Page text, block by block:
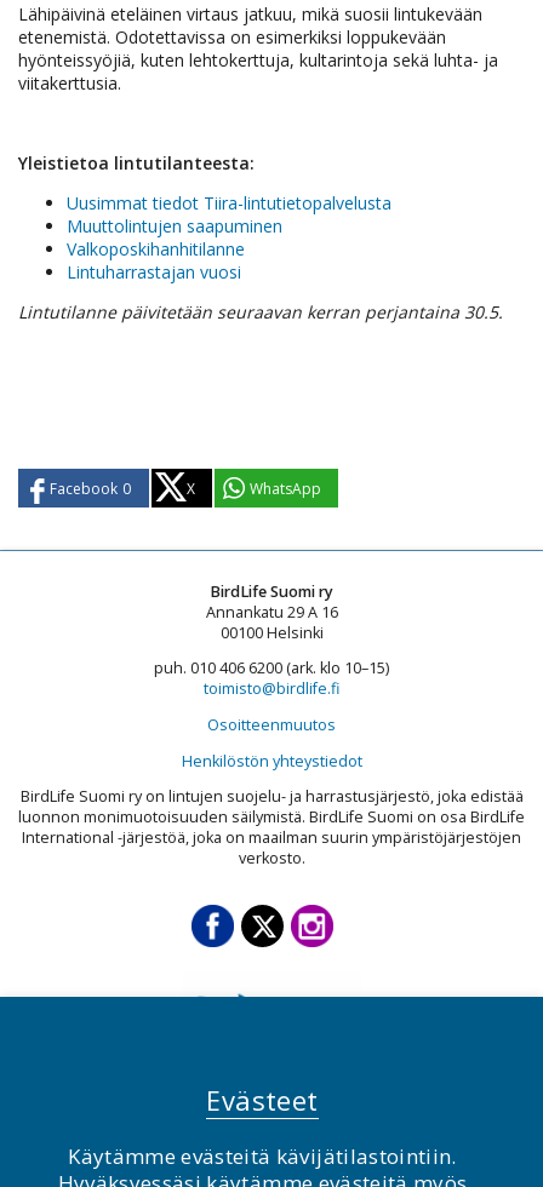
Lähipäivinä eteläinen virtaus jatkuu, mikä suosii lintukevään
etenemistä. Odotettavissa on esimerkiksi loppukevään
hyönteissyöjiä, kuten lehtokerttuja, kultarintoja sekä luhta- ja
viitakerttusia.
Yleistietoa lintutilanteesta:
Uusimmat tiedot Tiira-lintutietopalvelusta
Muuttolintujen saapuminen
Valkoposkihanhitilanne
Lintuharrastajan vuosi
Lintutilanne päivitetään seuraavan kerran perjantaina 30.5.
Facebook 0 X WhatsApp
BirdLife Suomi ry
Annankatu 29 A 16
00100 Helsinki
puh. 010 406 6200 (ark. klo 10–15)
toimisto@birdlife.fi
Osoitteenmuutos
Henkilöstön yhteystiedot
BirdLife Suomi ry on lintujen suojelu- ja harrastusjärjestö, joka edistää
luonnon monimuotoisuuden säilymistä. BirdLife Suomi on osa BirdLife
International -järjestöä, joka on maailman suurin ympäristöjärjestöjen
verkosto.
© BirdLife Suomi ry 2026
Evästeet
Käytämme evästeitä kävijätilastointiin.